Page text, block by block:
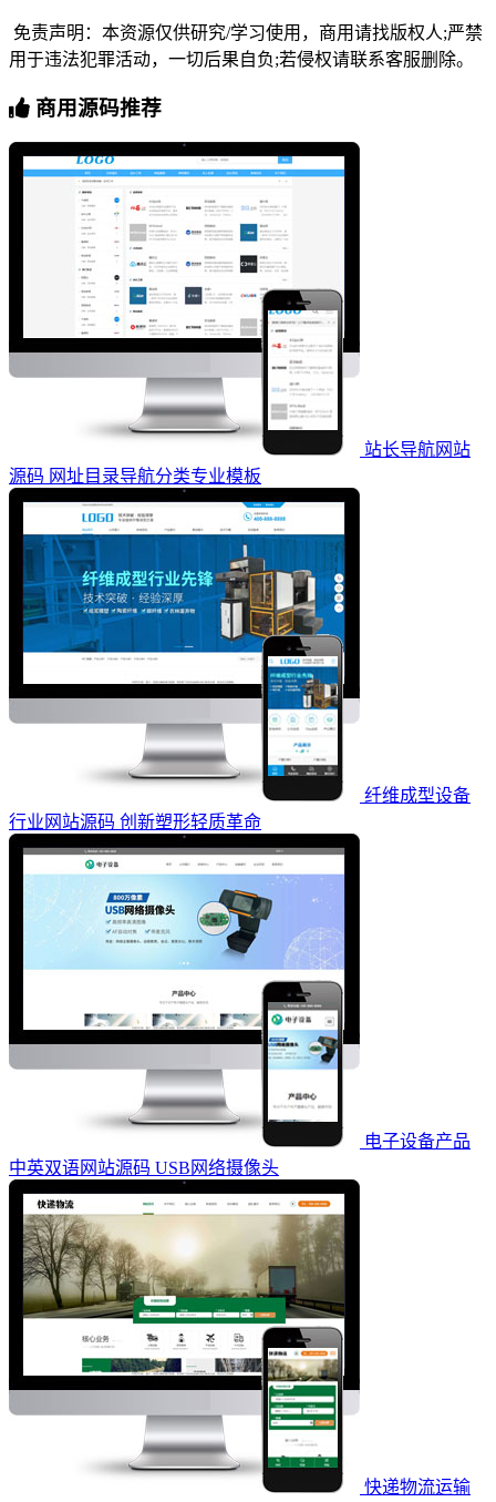
免责声明：本资源仅供研究/学习使用，商用请找版权人;严禁
用于违法犯罪活动，一切后果自负;若侵权请联系客服删除。
商用源码推荐
站长导航网站
源码 网址目录导航分类专业模板
纤维成型设备
行业网站源码 创新塑形轻质革命
电子设备产品
中英双语网站源码 USB网络摄像头
快递物流运输